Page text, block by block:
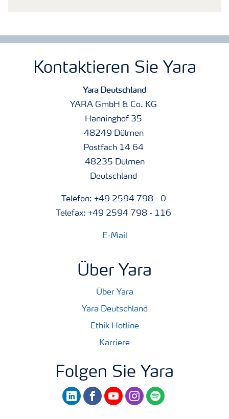
Kontaktieren Sie Yara
Yara Deutschland
YARA GmbH & Co. KG
Hanninghof 35
48249 Dülmen
Postfach 14 64
48235 Dülmen
Deutschland
Telefon: +49 2594 798 - 0
Telefax: +49 2594 798 - 116
E-Mail
Über Yara
Über Yara
Yara Deutschland
Ethik Hotline
Karriere
Folgen Sie Yara
linkedinfacebookyoutubeinstagram
spotify